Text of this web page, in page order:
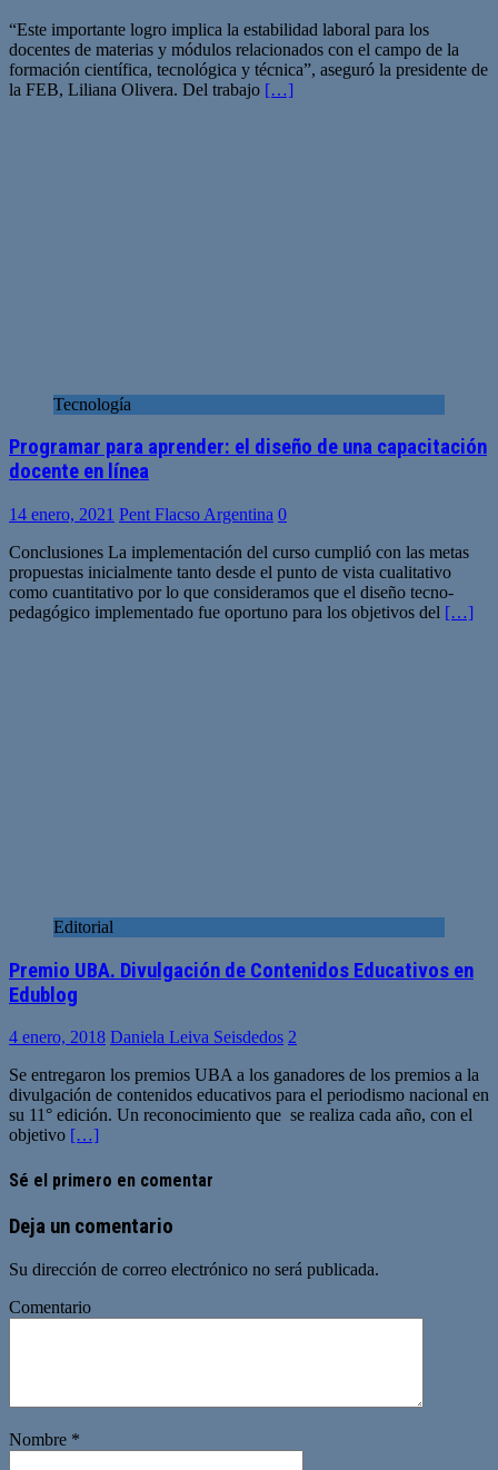
“Este importante logro implica la estabilidad laboral para los
docentes de materias y módulos relacionados con el campo de la
formación científica, tecnológica y técnica”, aseguró la presidente de
la FEB, Liliana Olivera. Del trabajo […]
Tecnología
Programar para aprender: el diseño de una capacitación
docente en línea
14 enero, 2021 Pent Flacso Argentina 0
Conclusiones La implementación del curso cumplió con las metas
propuestas inicialmente tanto desde el punto de vista cualitativo
como cuantitativo por lo que consideramos que el diseño tecno-
pedagógico implementado fue oportuno para los objetivos del […]
Editorial
Premio UBA. Divulgación de Contenidos Educativos en
Edublog
4 enero, 2018 Daniela Leiva Seisdedos 2
Se entregaron los premios UBA a los ganadores de los premios a la
divulgación de contenidos educativos para el periodismo nacional en
su 11° edición. Un reconocimiento que se realiza cada año, con el
objetivo […]
Sé el primero en comentar
Deja un comentario
Su dirección de correo electrónico no será publicada.
Comentario
Nombre *